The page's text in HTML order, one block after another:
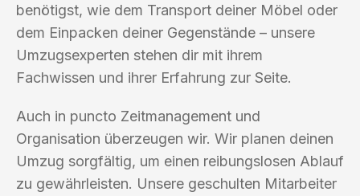
benötigst, wie dem Transport deiner Möbel oder
dem Einpacken deiner Gegenstände – unsere
Umzugsexperten stehen dir mit ihrem
Fachwissen und ihrer Erfahrung zur Seite.
Auch in puncto Zeitmanagement und
Organisation überzeugen wir. Wir planen deinen
Umzug sorgfältig, um einen reibungslosen Ablauf
zu gewährleisten. Unsere geschulten Mitarbeiter